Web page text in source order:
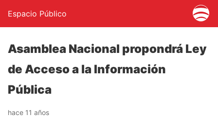
Espacio Público
Asamblea Nacional propondrá Ley
de Acceso a la Información
Pública
hace 11 años